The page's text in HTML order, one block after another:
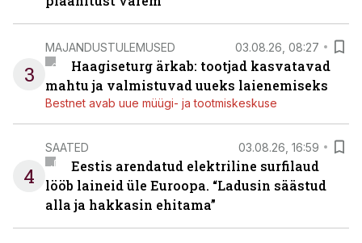
3
MAJANDUSTULEMUSED 03.08.26, 08:27
Haagiseturg ärkab: tootjad kasvatavad
mahtu ja valmistuvad uueks laienemiseks
Bestnet avab uue müügi- ja tootmiskeskuse
4
SAATED 03.08.26, 16:59
Eestis arendatud elektriline surfilaud
lööb laineid üle Euroopa. “Ladusin säästud
alla ja hakkasin ehitama”